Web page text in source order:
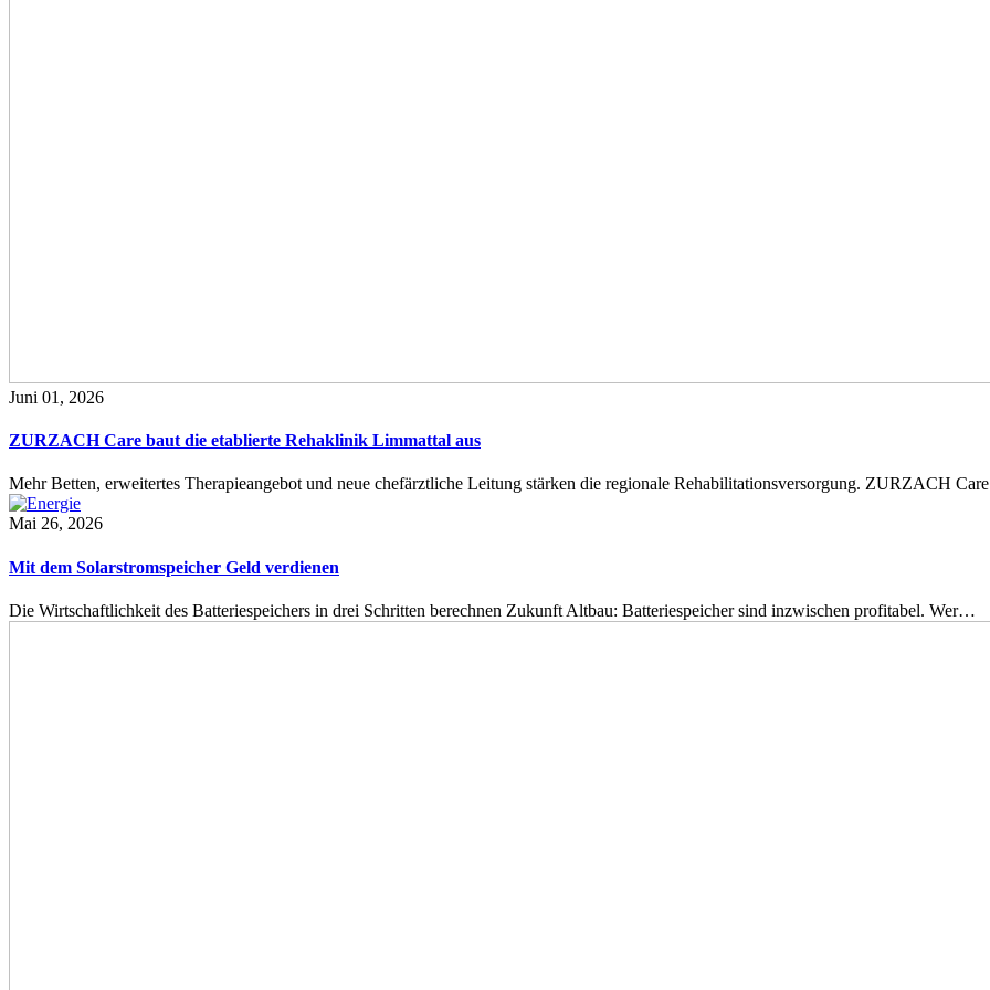
Juni 01, 2026
ZURZACH Care baut die etablierte Rehaklinik Limmattal aus
Mehr Betten, erweitertes Therapieangebot und neue chefärztliche Leitung stärken die regionale Rehabilitationsversorgung. ZURZACH
Mai 26, 2026
Mit dem Solarstromspeicher Geld verdienen
Die Wirtschaftlichkeit des Batteriespeichers in drei Schritten berechnen Zukunft Altbau: Batteriespeicher sind inzwischen profitabel. Wer…